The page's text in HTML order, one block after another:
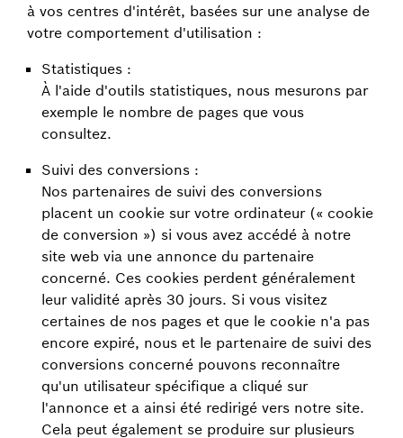
à vos centres d'intérêt, basées sur une analyse de
votre comportement d'utilisation :
Statistiques :
À l'aide d'outils statistiques, nous mesurons par
exemple le nombre de pages que vous
consultez.
Suivi des conversions :
Nos partenaires de suivi des conversions
placent un cookie sur votre ordinateur (« cookie
de conversion ») si vous avez accédé à notre
site web via une annonce du partenaire
concerné. Ces cookies perdent généralement
leur validité après 30 jours. Si vous visitez
certaines de nos pages et que le cookie n'a pas
encore expiré, nous et le partenaire de suivi des
conversions concerné pouvons reconnaître
qu'un utilisateur spécifique a cliqué sur
l'annonce et a ainsi été redirigé vers notre site.
Cela peut également se produire sur plusieurs